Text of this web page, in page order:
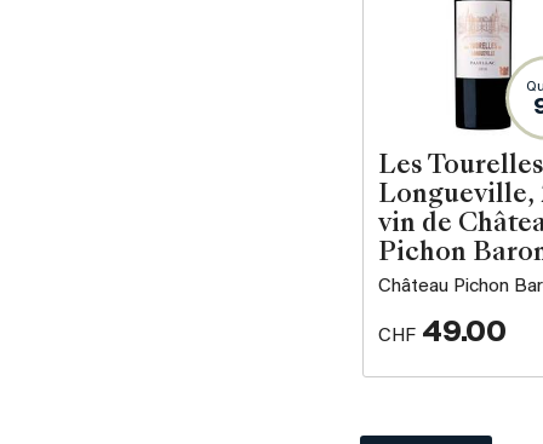
Les
Longueville,
vin de
Pichon
Château Pichon
CHF 49.00